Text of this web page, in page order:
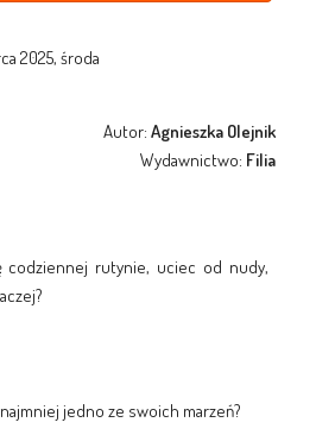
2025, środa
Autor:Agnieszka Olejnik
Wydawnictwo: Filia
codziennej rutynie, uciec od nudy,
jedno ze swoich marzeń?